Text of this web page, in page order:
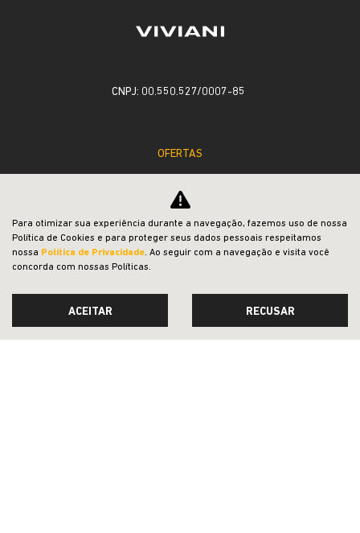
CNPJ: 00.550.527/0007-85
OFERTAS
JEEP ACESSÍVEL
Para otimizar sua experiência durante a navegação, fazemos uso de nossa
Política de Cookies e para proteger seus dados pessoais respeitamos
nossa Política de Privacidade. Ao seguir com a navegação e visita você
concorda com nossas Políticas.
ACEITAR RECUSAR